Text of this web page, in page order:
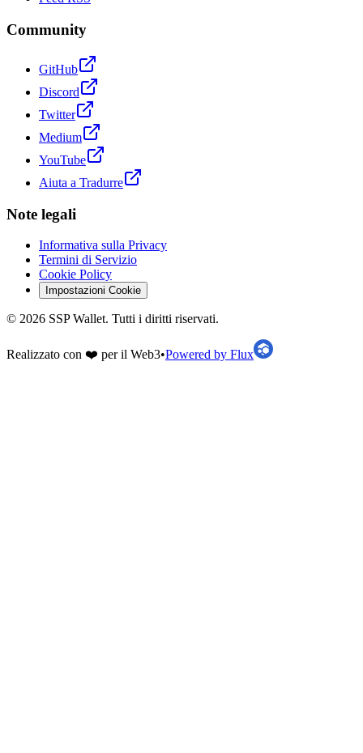
Community
GitHub
Discord
Twitter
Medium
YouTube
Aiuta a Tradurre
Note legali
Informativa sulla Privacy
Termini di Servizio
Cookie Policy
Impostazioni Cookie
© 2026 SSP Wallet. Tutti i diritti riservati.
Realizzato con ❤️ per il Web3•Powered by Flux